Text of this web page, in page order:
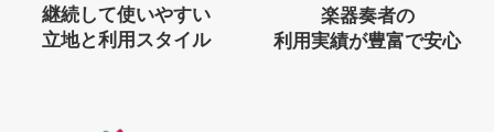
継続して使いやすい
立地と利用スタイル
楽器奏者の
利用実績が豊富で安心